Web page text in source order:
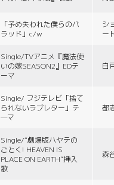
「予め失われた僕らのバ
ラッド」c/w
シ
ー
Single/TVアニメ『魔法使
いの嫁SEASON2』EDテ
ーマ
白
Single/ フジテレビ「捨て
られないラブレター」テ
—マ
都
Single/“劇場版ハヤテの
ごとく! HEAVEN IS
PLACE ON EARTH”挿入
歌
森